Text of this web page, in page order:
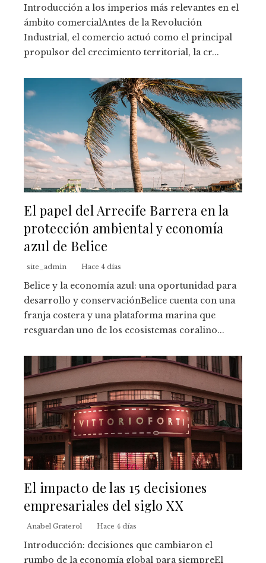
Introducción a los imperios más relevantes en el
ámbito comercialAntes de la Revolución
Industrial, el comercio actuó como el principal
propulsor del crecimiento territorial, la cr...
El papel del Arrecife Barrera en la
protección ambiental y economía
azul de Belice
site_admin Hace 4 días
Belice y la economía azul: una oportunidad para
desarrollo y conservaciónBelice cuenta con una
franja costera y una plataforma marina que
resguardan uno de los ecosistemas coralino...
El impacto de las 15 decisiones
empresariales del siglo XX
Anabel Graterol Hace 4 días
Introducción: decisiones que cambiaron el
rumbo de la economía global para siempreEl